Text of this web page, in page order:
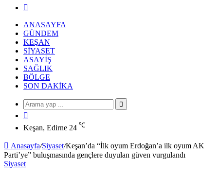
...
ANASAYFA
GÜNDEM
KEŞAN
SIYASET
ASAYIŞ
SAĞLIK
BÖLGE
SON DAKIKA
Arama
Keşan, Edirne 24 ℃
Anasayfa/Siyaset/Keşan’da “İlk oyum Erdoğan’a ilk oyum AK
Parti’ye” buluşmasında gençlere duyulan güven vurgulandı
Siyaset